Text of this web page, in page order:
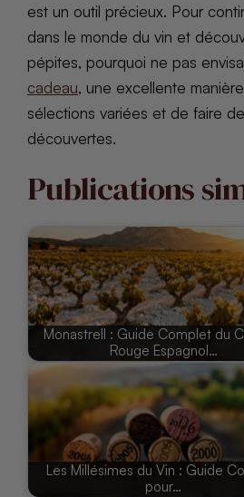
est un outil précieux. Pour
dans le monde du vin et
pépites, pourquoi ne pas
cadeau, une excellente
sélections variées et de faire
découvertes.
Publications
Monastrell : Guide Complet du
Rouge Espagnol…
Les Millésimes du Vin : Guide
pour…